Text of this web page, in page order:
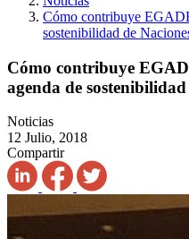
Cómo contribuye
sostenibilidad de
Cómo contribuye
agenda de
Noticias
12 Julio, 2018
Compartir